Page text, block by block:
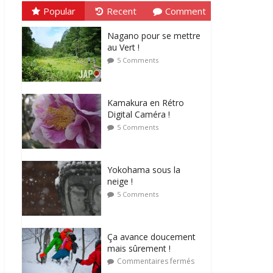
Popular Recent Comment
Nagano pour se mettre
au Vert !
5 Comments
Kamakura en Rétro
Digital Caméra !
5 Comments
Yokohama sous la
neige !
5 Comments
Ça avance doucement
mais sûrement !
Commentaires fermés